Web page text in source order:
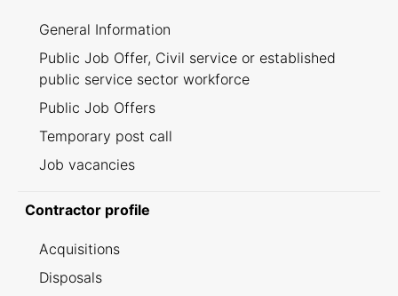
General Information
Public Job Offer, Civil service or established
public service sector workforce
Public Job Offers
Temporary post call
Job vacancies
Contractor profile
Acquisitions
Disposals